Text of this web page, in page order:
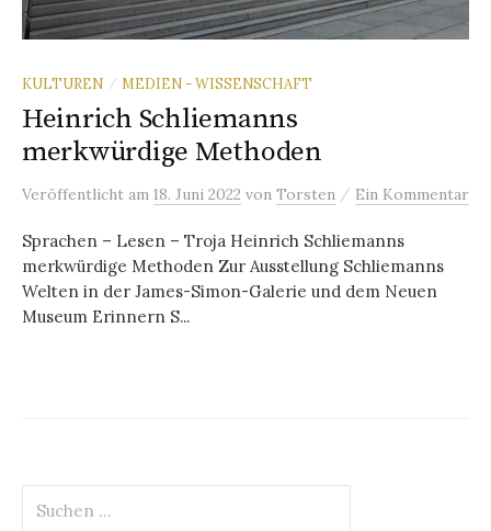
KULTUREN / MEDIEN - WISSENSCHAFT
Heinrich Schliemanns
merkwürdige Methoden
Veröffentlicht am 18. Juni 2022 von Torsten / Ein Kommentar
Sprachen – Lesen – Troja Heinrich Schliemanns
merkwürdige Methoden Zur Ausstellung Schliemanns
Welten in der James-Simon-Galerie und dem Neuen
Museum Erinnern S...
nach: